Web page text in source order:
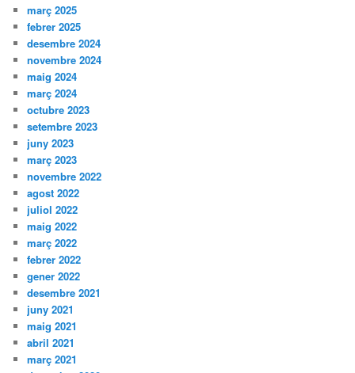
març 2025
febrer 2025
desembre 2024
novembre 2024
maig 2024
març 2024
octubre 2023
setembre 2023
juny 2023
març 2023
novembre 2022
agost 2022
juliol 2022
maig 2022
març 2022
febrer 2022
gener 2022
desembre 2021
juny 2021
maig 2021
abril 2021
març 2021